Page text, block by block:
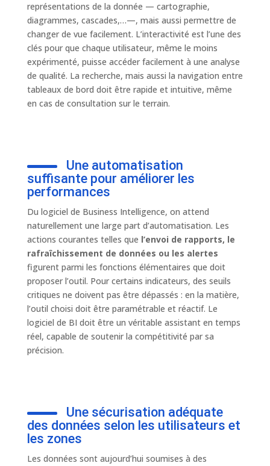
représentations de la donnée — cartographie,
diagrammes, cascades,…—, mais aussi permettre de
changer de vue facilement. L’interactivité est l’une des
clés pour que chaque utilisateur, même le moins
expérimenté, puisse accéder facilement à une analyse
de qualité. La recherche, mais aussi la navigation entre
tableaux de bord doit être rapide et intuitive, même
en cas de consultation sur le terrain.
Une automatisation
suffisante pour améliorer les
performances
Du logiciel de Business Intelligence, on attend
naturellement une large part d’automatisation. Les
actions courantes telles que l’envoi de rapports, le
rafraîchissement de données ou les alertes
figurent parmi les fonctions élémentaires que doit
proposer l’outil. Pour certains indicateurs, des seuils
critiques ne doivent pas être dépassés : en la matière,
l’outil choisi doit être paramétrable et réactif. Le
logiciel de BI doit être un véritable assistant en temps
réel, capable de soutenir la compétitivité par sa
précision.
Une sécurisation adéquate
des données selon les utilisateurs et
les zones
Les données sont aujourd’hui soumises à des